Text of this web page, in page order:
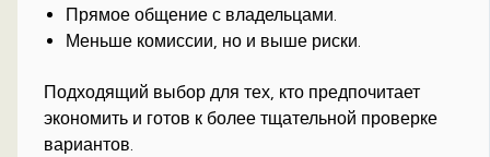
Прямое общение с владельцами.
Меньше комиссии, но и выше риски.
Подходящий выбор для тех, кто предпочитает
экономить и готов к более тщательной проверке
вариантов.